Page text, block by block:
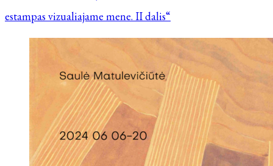
estampas vizualiajame mene. II dalis“